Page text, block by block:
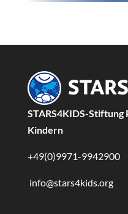
STARS4KIDS-
Kindern
+49(0)9971-9942900
info@stars4kids.org